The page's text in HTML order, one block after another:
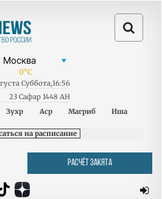
0°C
Суббота,16:56
23 Сафар 1448 AH
Зухр Аср Магриб Иша
на расписание
РАСЧЁТ ЗАКЯТА